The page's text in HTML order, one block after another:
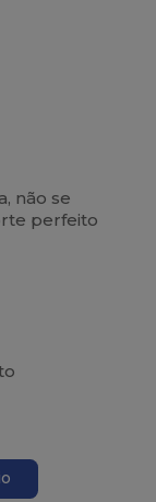
não se
perfeito